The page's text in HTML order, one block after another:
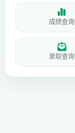
成绩查询
录取查询